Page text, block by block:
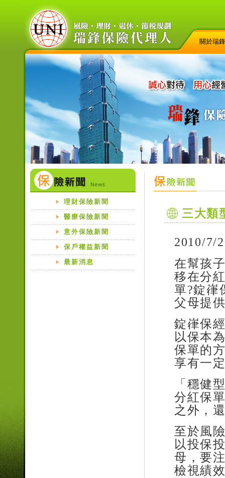
關於瑞鋒
理財保險新聞
醫療保險新聞
意外保險新聞
保戶權益新聞
最新消息
三大類
2010/7/
在幫孩
移在分
單?錠嵂
父母提
錠嵂保
以保本
保單的
享有一
「穩健
分紅保
之外，
至於風
以投保
母，要
檢視績